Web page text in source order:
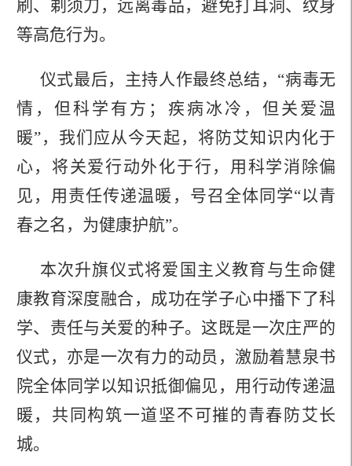
刷、剃须刀，远离毒品，避免打耳洞、纹身
等高危行为。
仪式最后，主持人作最终总结，“病毒无
情，但科学有方；疾病冰冷，但关爱温
暖”，我们应从今天起，将防艾知识内化于
心，将关爱行动外化于行，用科学消除偏
见，用责任传递温暖，号召全体同学“以青
春之名，为健康护航”。
本次升旗仪式将爱国主义教育与生命健
康教育深度融合，成功在学子心中播下了科
学、责任与关爱的种子。这既是一次庄严的
仪式，亦是一次有力的动员，激励着慧泉书
院全体同学以知识抵御偏见，用行动传递温
暖，共同构筑一道坚不可摧的青春防艾长
城。